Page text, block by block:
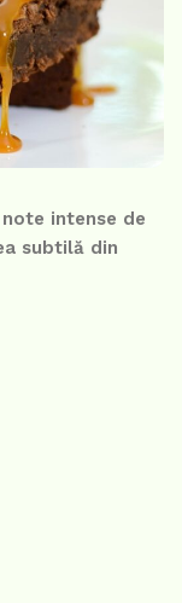
intense de
subtilă din